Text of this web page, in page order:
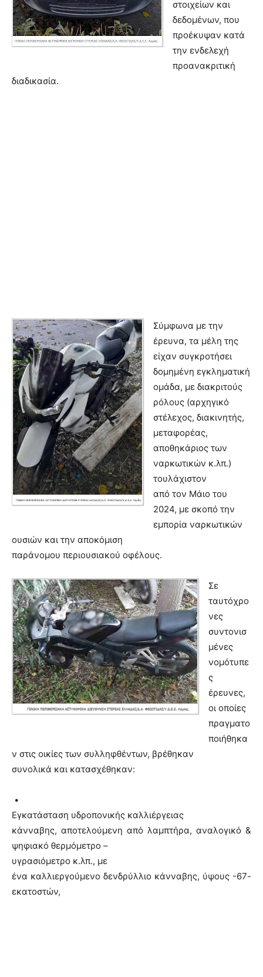
στοιχείων και
δεδομένων, που
προέκυψαν κατά
την ενδελεχή
προανακριτική
διαδικασία.
Σύμφωνα με την
έρευνα, τα μέλη της
είχαν συγκροτήσει
δομημένη εγκληματική
ομάδα, με διακριτούς
ρόλους (αρχηγικό
στέλεχος, διακινητής,
μεταφορέας,
αποθηκάριος των
ναρκωτικών κ.λπ.)
τουλάχιστον
από τον Μάιο του
2024, με σκοπό την
εμπορία ναρκωτικών
ουσιών και την αποκόμιση
παράνομου περιουσιακού οφέλους.
Σε
ταυτόχρο
νες
συντονισ
μένες
νομότυπε
ς
έρευνες,
οι οποίες
πραγματο
ποιήθηκα
ν στις οικίες των συλληφθέντων, βρέθηκαν
συνολικά και κατασχέθηκαν:
•
Εγκατάσταση υδροπονικής καλλιέργειας
κάνναβης, αποτελούμενη από λαμπτήρα, αναλογικό &
ψηφιακό θερμόμετρο –
υγρασιόμετρο κ.λπ., με
ένα καλλιεργούμενο δενδρύλλιο κάνναβης, ύψους -67-
εκατοστών,